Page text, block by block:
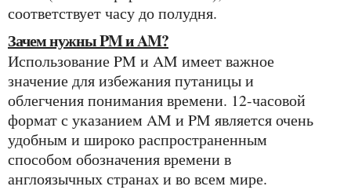
соответствует часу до полудня.
Зачем нужны PM и AM?
Использование PM и AM имеет важное
значение для избежания путаницы и
облегчения понимания времени. 12-часовой
формат с указанием AM и PM является очень
удобным и широко распространенным
способом обозначения времени в
англоязычных странах и во всем мире.